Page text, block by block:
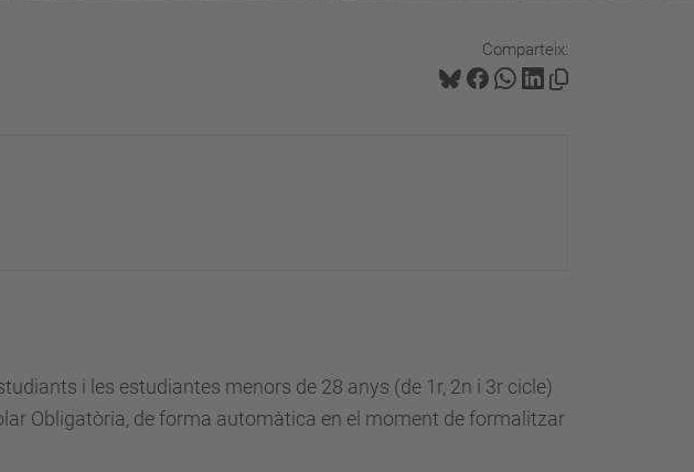
Comparteix:
i les estudiantes menors de 28 anys (de 1r, 2n i 3r cicle)
Obligatòria, de forma automàtica en el moment de formalitzar